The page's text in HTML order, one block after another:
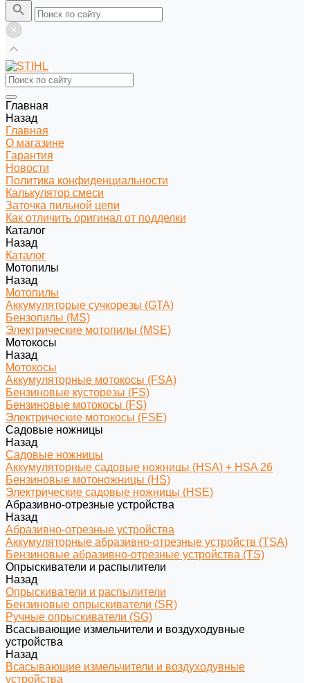
Главная
Назад
Главная
О магазине
Гарантия
Новости
Политика конфиденциальности
Калькулятор смеси
Заточка пильной цепи
Как отличить оригинал от подделки
Каталог
Назад
Каталог
Мотопилы
Назад
Мотопилы
Аккумуляторые сучкорезы (GTA)
Бензопилы (MS)
Электрические мотопилы (MSE)
Мотокосы
Назад
Мотокосы
Аккумуляторные мотокосы (FSA)
Бензиновые кусторезы (FS)
Бензиновые мотокосы (FS)
Электрические мотокосы (FSE)
Садовые ножницы
Назад
Садовые ножницы
Аккумуляторные садовые ножницы (HSA) + HSA 26
Бензиновые мотоножницы (HS)
Электрические садовые ножницы (HSE)
Абразивно-отрезные устройства
Назад
Абразивно-отрезные устройства
Аккумуляторные абразивно-отрезные устройств (TSA)
Бензиновые абразивно-отрезные устройства (TS)
Опрыскиватели и распылители
Назад
Опрыскиватели и распылители
Бензиновые опрыскиватели (SR)
Ручные опрыскиватели (SG)
Всасывающие измельчители и воздуходувные
устройства
Назад
Всасывающие измельчители и воздуходувные
устройства